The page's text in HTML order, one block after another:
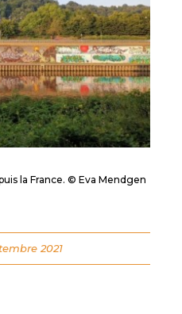
la France. © Eva Mendgen
2021